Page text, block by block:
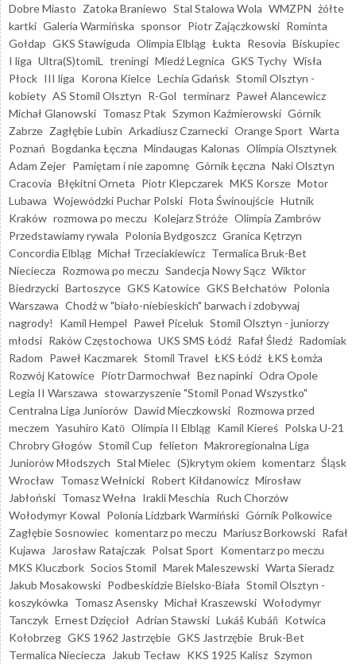
Dobre Miasto Zatoka Braniewo Stal Stalowa Wola WMZPN żółte
kartki Galeria Warmińska sponsor Piotr Zajączkowski Rominta
Gołdap GKS Stawiguda Olimpia Elbląg Łukta Resovia Biskupiec
I liga Ultra(S)tomiL treningi Miedź Legnica GKS Tychy Wisła
Płock III liga Korona Kielce Lechia Gdańsk Stomil Olsztyn -
kobiety AS Stomil Olsztyn R-Gol terminarz Paweł Alancewicz
Michał Glanowski Tomasz Ptak Szymon Kaźmierowski Górnik
Zabrze Zagłębie Lubin Arkadiusz Czarnecki Orange Sport Warta
Poznań Bogdanka Łęczna Mindaugas Kalonas Olimpia Olsztynek
Adam Zejer Pamiętam i nie zapomnę Górnik Łęczna Naki Olsztyn
Cracovia Błękitni Orneta Piotr Klepczarek MKS Korsze Motor
Lubawa Wojewódzki Puchar Polski Flota Świnoujście Hutnik
Kraków rozmowa po meczu Kolejarz Stróże Olimpia Zambrów
Przedstawiamy rywala Polonia Bydgoszcz Granica Kętrzyn
Concordia Elbląg Michał Trzeciakiewicz Termalica Bruk-Bet
Nieciecza Rozmowa po meczu Sandecja Nowy Sącz Wiktor
Biedrzycki Bartoszyce GKS Katowice GKS Bełchatów Polonia
Warszawa Chodź w "biało-niebieskich" barwach i zdobywaj
nagrody!
Kamil Hempel Paweł Piceluk Stomil Olsztyn - juniorzy
młodsi Raków Częstochowa UKS SMS Łódź Rafał Śledź Radomiak
Radom Paweł Kaczmarek Stomil Travel ŁKS Łódź ŁKS Łomża
Rozwój Katowice Piotr Darmochwał Bez napinki Odra Opole
Legia II Warszawa stowarzyszenie "Stomil Ponad Wszystko"
Centralna Liga Juniorów Dawid Mieczkowski Rozmowa przed
meczem Yasuhiro Katō Olimpia II Elbląg Kamil Kiereś Polska U-21
Chrobry Głogów Stomil Cup felieton Makroregionalna Liga
Juniorów Młodszych Stal Mielec (S)krytym okiem komentarz Śląsk
Wrocław Tomasz Wełnicki Robert Kiłdanowicz Mirosław
Jabłoński Tomasz Wełna Irakli Meschia Ruch Chorzów
Wołodymyr Kowal Polonia Lidzbark Warmiński Górnik Polkowice
Zagłębie Sosnowiec komentarz po meczu Mariusz Borkowski Rafał
Kujawa
Jarosław Ratajczak Polsat Sport Komentarz po meczu
MKS Kluczbork Socios Stomil Marek Maleszewski Warta Sieradz
Jakub Mosakowski Podbeskidzie Bielsko-Biała Stomil Olsztyn -
koszykówka Tomasz Asensky Michał Kraszewski Wołodymyr
Tanczyk Ernest Dzięcioł Adrian Stawski Lukáš Kubáň Kotwica
Kołobrzeg GKS 1962 Jastrzębie GKS Jastrzębie Bruk-Bet
Termalica Nieciecza
Jakub Tecław KKS 1925 Kalisz Szymon